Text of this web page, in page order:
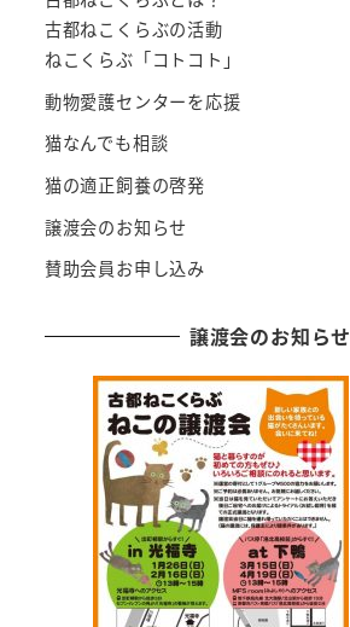
古都ねこくらぶの活動
ねこくらぶ「コトコト」
動物愛護センターを応援
猫なんでも相談
猫の適正飼養の啓発
譲渡会のお知らせ
賛助会員お申し込み
譲渡会のお知らせ